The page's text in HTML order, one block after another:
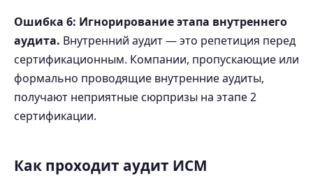
Ошибка 6: Игнорирование этапа внутреннего
аудита. Внутренний аудит — это репетиция перед
сертификационным. Компании, пропускающие или
формально проводящие внутренние аудиты,
получают неприятные сюрпризы на этапе 2
сертификации.
Как проходит аудит ИСМ